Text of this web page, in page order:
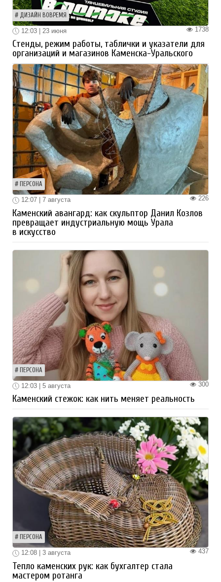
ДИЗАЙН ВОВРЕМЯ
1738
12:03 | 23 июня
Стенды, режим работы, таблички и указатели для
организаций и магазинов Каменска-Уральского
ПЕРСОНА
226
12:07 | 7 августа
Каменский авангард: как скульптор Данил Козлов
превращает индустриальную мощь Урала
в искусство
ПЕРСОНА
300
12:03 | 5 августа
Каменский стежок: как нить меняет реальность
ПЕРСОНА
437
12:08 | 3 августа
Тепло каменских рук: как бухгалтер стала
мастером ротанга